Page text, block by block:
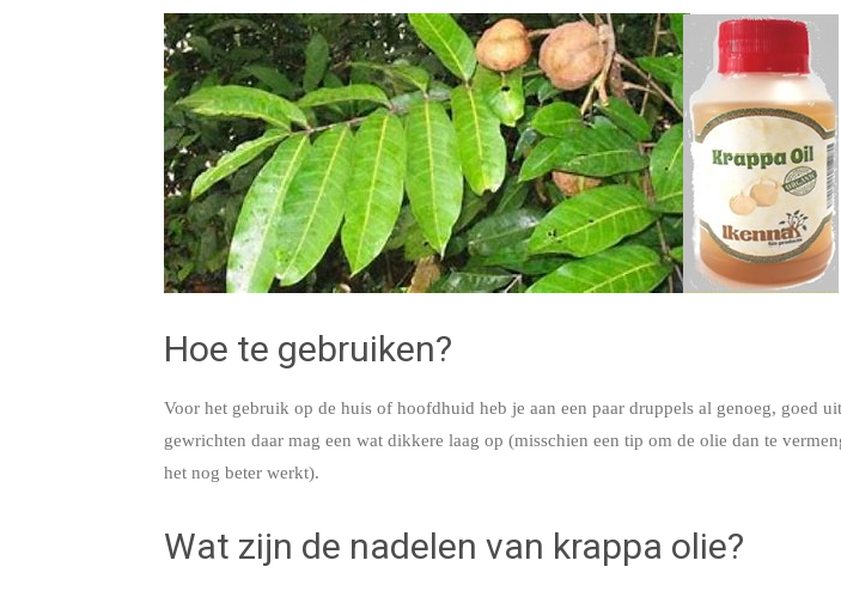
Hoe te gebruiken?
Voor het gebruik op de huis of hoofdhuid heb je aan een paar druppels al genoeg, goed
gewrichten daar mag een wat dikkere laag op (misschien een tip om de olie dan te
het nog beter werkt).
Wat zijn de nadelen van krappa olie?